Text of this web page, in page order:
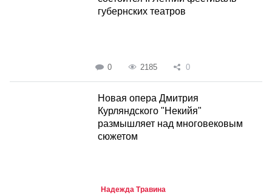
губернских театров
0 2185 0
Новая опера Дмитрия
Курляндского "Некийя"
размышляет над многовековым
сюжетом
Надежда Травина